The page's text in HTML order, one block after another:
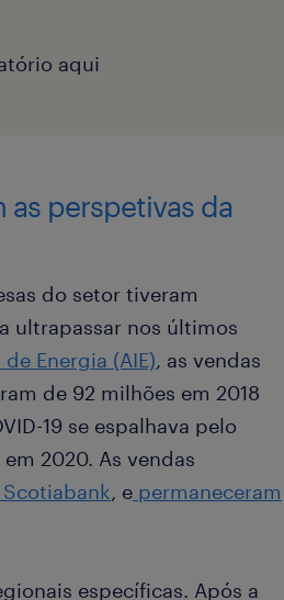
aqui
perspetivas da
do setor tiveram
ultrapassar nos últimos
Energia (AIE), as vendas
de 92 milhões em 2018
19 se espalhava pelo
2020. As vendas
Scotiabank, e permaneceram
específicas. Após a